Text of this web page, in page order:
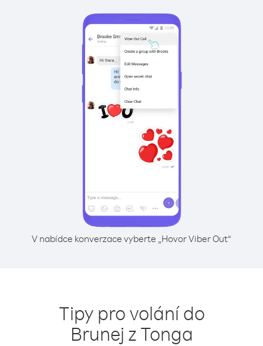
V nabídce konverzace vyberte „Hovor Viber Out“
Tipy pro volání do
Brunej z Tonga